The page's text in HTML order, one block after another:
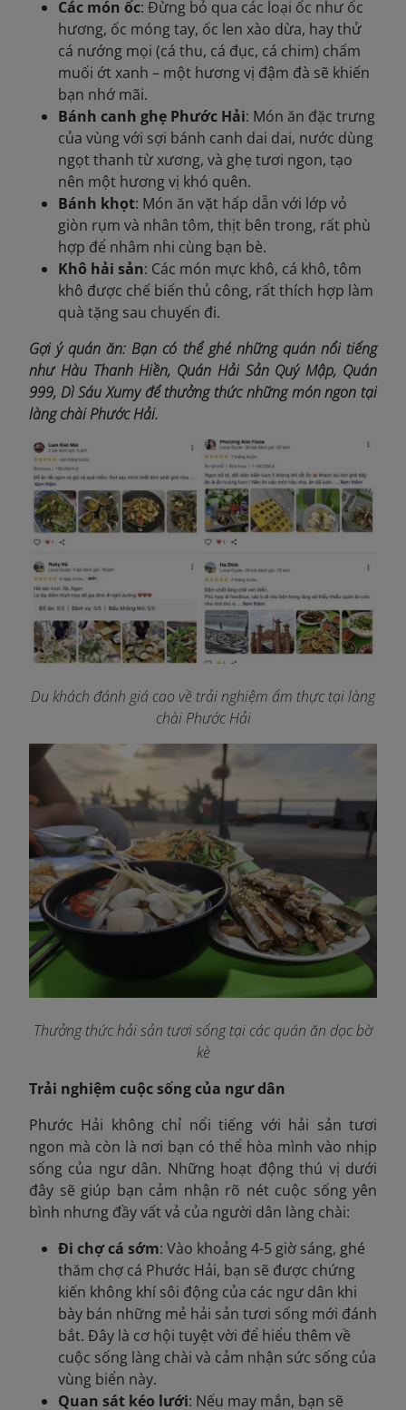
Các món ốc: Đừng bỏ qua các loại ốc như ốc
hương, ốc móng tay, ốc len xào dừa, hay thử
cá nướng mọi (cá thu, cá đục, cá chim) chấm
muối ớt xanh – một hương vị đậm đà sẽ khiến
bạn nhớ mãi.
Bánh canh ghẹ Phước Hải: Món ăn đặc trưng
của vùng với sợi bánh canh dai dai, nước dùng
ngọt thanh từ xương, và ghẹ tươi ngon, tạo
nên một hương vị khó quên.
Bánh khọt: Món ăn vặt hấp dẫn với lớp vỏ
giòn rụm và nhân tôm, thịt bên trong, rất phù
hợp để nhâm nhi cùng bạn bè.
Khô hải sản: Các món mực khô, cá khô, tôm
khô được chế biến thủ công, rất thích hợp làm
quà tặng sau chuyến đi.
Gợi ý quán ăn: Bạn có thể ghé những quán nổi tiếng
như Hàu Thanh Hiền, Quán Hải Sản Quý Mập, Quán
999, Dì Sáu Xumy để thưởng thức những món ngon tại
làng chài Phước Hải.
Du khách đánh giá cao về trải nghiệm ẩm thực tại làng
chài Phước Hải
Thưởng thức hải sản tươi sống tại các quán ăn dọc bờ
kè
Trải nghiệm cuộc sống của ngư dân
Phước Hải không chỉ nổi tiếng với hải sản tươi
ngon mà còn là nơi bạn có thể hòa mình vào nhịp
sống của ngư dân. Những hoạt động thú vị dưới
đây sẽ giúp bạn cảm nhận rõ nét cuộc sống yên
bình nhưng đầy vất vả của người dân làng chài:
Đi chợ cá sớm: Vào khoảng 4-5 giờ sáng, ghé
thăm chợ cá Phước Hải, bạn sẽ được chứng
kiến không khí sôi động của các ngư dân khi
bày bán những mẻ hải sản tươi sống mới đánh
bắt. Đây là cơ hội tuyệt vời để hiểu thêm về
cuộc sống làng chài và cảm nhận sức sống của
vùng biển này.
Quan sát kéo lưới: Nếu may mắn, bạn sẽ